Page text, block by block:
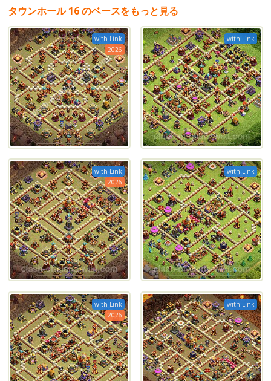
タウンホール 16 のベースをもっと見る
with Link
2026
with Link
with Link
2026
with Link
with Link
2026
with Link